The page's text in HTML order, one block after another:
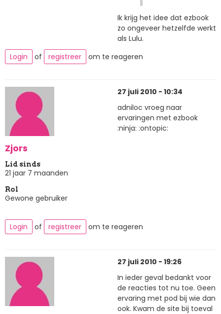
Ik krijg het idee dat ezbook
zo ongeveer hetzelfde werkt
als Lulu.
Login
of registreer om te reageren
Zjors
Lid sinds
21 jaar 7 maanden
Rol
Gewone gebruiker
27 juli 2010 - 10:34
adniloc vroeg naar
ervaringen met ezbook
:ninja: :ontopic:
Login of registreer om te reageren
27 juli 2010 - 19:26
In ieder geval bedankt voor
de reacties tot nu toe. Geen
ervaring met pod bij wie dan
ook. Kwam de site bij toeval